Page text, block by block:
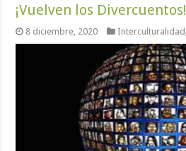
¡Vuelven los Divercuentos!
8 diciembre, 2020 Interculturalidad